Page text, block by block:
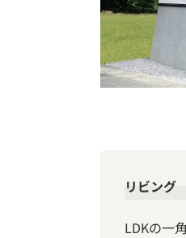
リビング
LDKの一